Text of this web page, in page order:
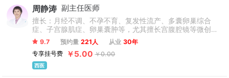
周静涛 副主任医师
擅长：月经不调、不孕不育、复发性流产、多囊卵巢综合
症、子宫腺肌症、卵巢囊肿等，尤其擅长宫腹腔镜等微创
术，如腹腔镜下子宫肌瘤手术、腹腔镜下宫外孕手术等。
9.7 预约量 221人 从业 30年
专享挂号费
￥5.00 ￥0.00
西医